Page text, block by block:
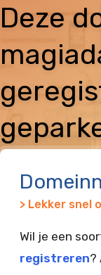
Deze
> Lekker snel
Wil je een
registreren?